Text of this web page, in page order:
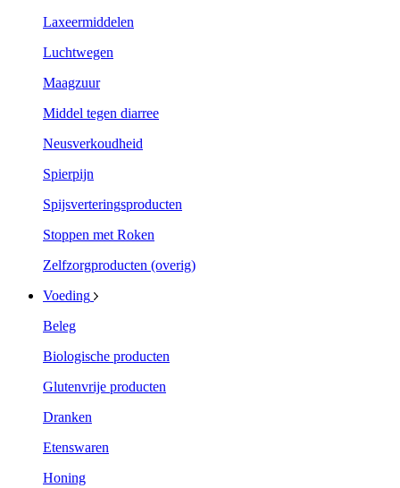
Laxeermiddelen
Luchtwegen
Maagzuur
Middel tegen diarree
Neusverkoudheid
Spierpijn
Spijsverteringsproducten
Stoppen met Roken
Zelfzorgproducten (overig)
Voeding
Beleg
Biologische producten
Glutenvrije producten
Dranken
Etenswaren
Honing